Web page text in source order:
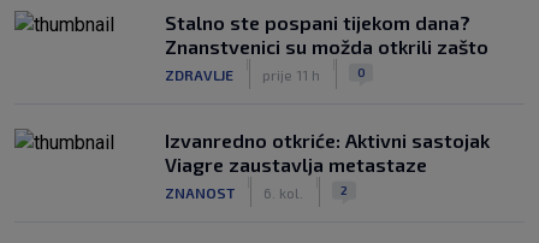
Stalno ste pospani tijekom dana?
Znanstvenici su možda otkrili zašto
ZDRAVLJE prije 11 h 0
Izvanredno otkriće: Aktivni sastojak
Viagre zaustavlja metastaze
ZNANOST 6. kol. 2